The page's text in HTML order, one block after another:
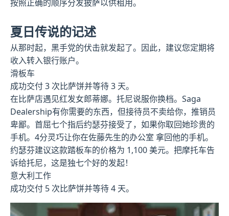
按照正确的顺序分发披萨以供租用。
夏日传说的记述
从那时起，黑手党的伏击就发起了。因此，建议您定期将
收入转入银行账户。
滑板车
成功交付 3 次比萨饼并等待 3 天。
在比萨店遇见红发女郎蒂娜。托尼说服你换档。Saga
Dealership有你需要的东西，但接待员不卖给你，推销员
卑鄙。首屈七个指后约瑟芬接受了，如果你取回她珍贵的
手机。4分灵巧让你在佐藤先生的办公室 拿回他的手机。
约瑟芬建议这款踏板车的价格为 1,100 美元。把摩托车告
诉给托尼，这是独七个好的发起！
意大利工作
成功交付 5 次比萨饼并等待 4 天。